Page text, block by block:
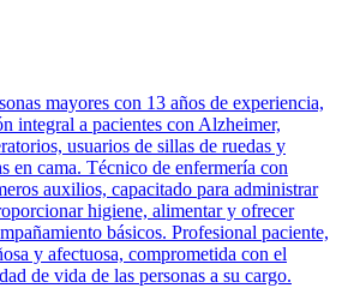
mayores con 13 años de experiencia,
integral a pacientes con Alzheimer,
usuarios de sillas de ruedas y
en cama. Técnico de enfermería con
auxilios, capacitado para administrar
higiene, alimentar y ofrecer
básicos. Profesional paciente,
y afectuosa, comprometida con el
de vida de las personas a su cargo.